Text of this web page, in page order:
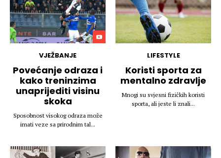
VJEŽBANJE
Povećanje odraza i
kako treninzima
unaprijediti visinu
skoka
Sposobnost visokog odraza može
imati veze sa prirodnim tal...
LIFESTYLE
Koristi sporta za
mentalno zdravlje
Mnogi su svjesni fizičkih koristi
sporta, ali jeste li znali...